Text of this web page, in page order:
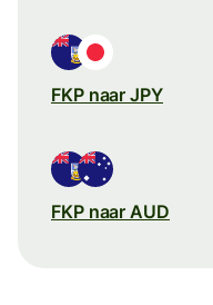
FKP naar JPY
FKP naar AUD